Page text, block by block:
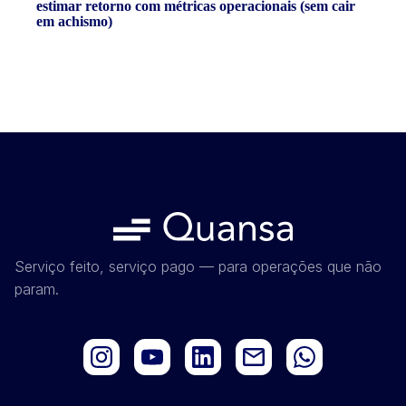
estimar retorno com métricas operacionais (sem cair
em achismo)
Serviço feito, serviço pago — para operações que não
param.